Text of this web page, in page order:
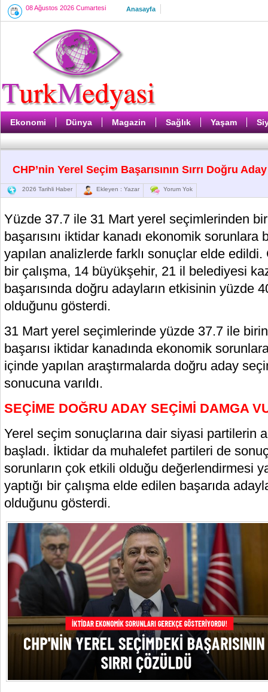
08 Ağustos 2026 Cumartesi Anasayfa
Ekonomi Dünya Magazin Sağlık Yaşam
CHP’nin Yerel Seçim Başarısının Sırrı Doğru
2026 Tarihli Haber Ekleyen : Yazar Yorum Yok
Yüzde 37.7 ile 31 Mart yerel seçimlerinden
başarısını iktidar kanadı ekonomik
yapılan analizlerde farklı sonuçlar elde edildi.
bir çalışma, 14 büyükşehir, 21 il belediyesi
başarısında doğru adayların etkisinin yüzde
olduğunu gösterdi.
31 Mart yerel seçimlerinde yüzde 37.7 ile
başarısı iktidar kanadında ekonomik
içinde yapılan araştırmalarda doğru aday
sonucuna varıldı.
SEÇİME DOĞRU ADAY SEÇİMİ DAMGA
Yerel seçim sonuçlarına dair siyasi partilerin
başladı. İktidar da muhalefet partileri de
sorunların çok etkili olduğu değerlendirmesi
yaptığı bir çalışma elde edilen başarıda
olduğunu gösterdi.